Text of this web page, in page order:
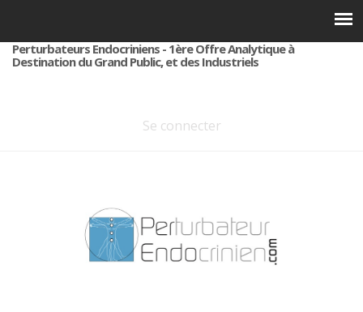
Perturbateurs Endocriniens - 1ère Offre Analytique à
Destination du Grand Public, et des Industriels
Se connecter